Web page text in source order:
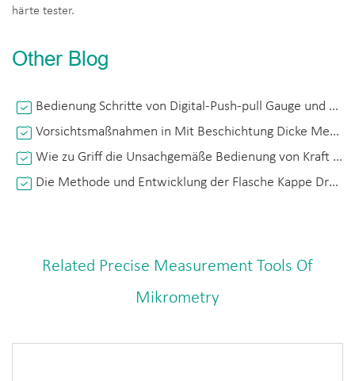
härte tester.
Other Blog
Bedienung Schritte von Digital-Push-pull Gauge und Seine Korrekte Verwendung
Vorsichtsmaßnahmen in Mit Beschichtung Dicke Meter
Wie zu Griff die Unsachgemäße Bedienung von Kraft Gauge Push Pull?
Die Methode und Entwicklung der Flasche Kappe Drehmoment Tester
Related Precise Measurement Tools Of
Mikrometry